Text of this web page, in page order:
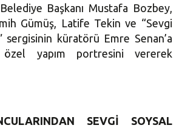
Başkanı Mustafa Bozbey,
Gümüş, Latife Tekin ve “Sevgi
sergisinin küratörü Emre Senan’a
özel yapım portresini vererek
SEVGİ SOYSAL